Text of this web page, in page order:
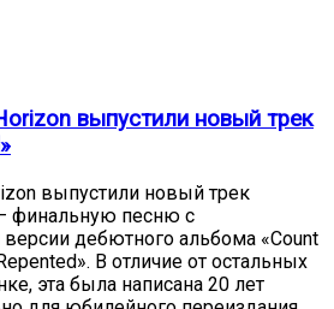
выпустили новый трек
выпустили новый трек
финальную песню с
версии дебютного альбома «Count
В отличие от остальных
эта была написана 20 лет